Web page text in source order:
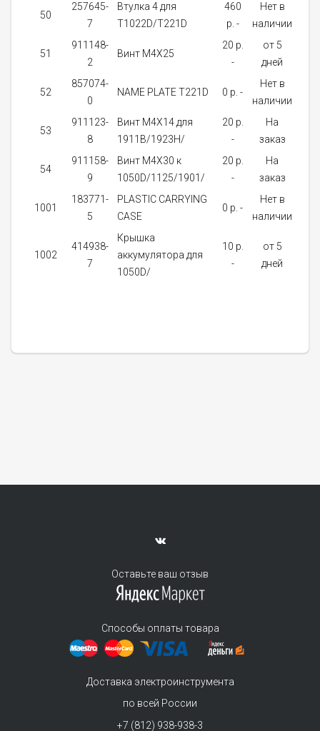
50
257645-
7
Bтулка 4 для
T1022D/T221D
460
p. -
Нет в
наличии
51
911148-
2
Винт M4X25
20 p.
-
от 5
дней
52
857074-
0
NAME PLATE T221D 0 p. -
Нет в
наличии
53
911123-
8
Винт M4X14 для
1911B/1923H/
20 p.
-
На
заказ
54
911158-
9
Винт M4X30 к
1050D/1125/1901/
20 p.
-
На
заказ
1001
183771-
5
PLASTIC CARRYING
CASE
0 p. -
Нет в
наличии
1002
414938-
7
Крышка
аккумулятора для
1050D/
10 p.
-
от 5
дней
Оставьте ваш отзыв
Способы оплаты товара
Доставка электроинструмента
по всей России
+7 (812) 938-938-3